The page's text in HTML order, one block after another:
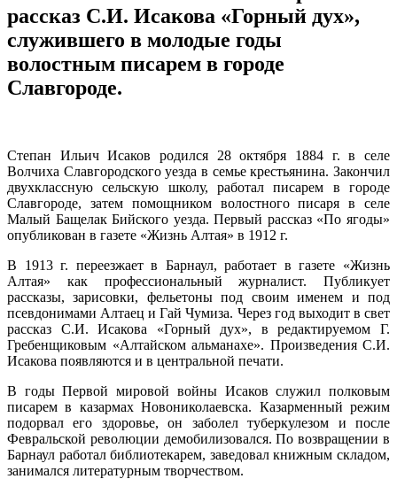
рассказ С.И. Исакова «Горный дух»,
служившего в молодые годы
волостным писарем в городе
Славгороде.
Степан Ильич Исаков родился 28 октября 1884 г. в селе
Волчиха Славгородского уезда в семье крестьянина. Закончил
двухклассную сельскую школу, работал писарем в городе
Славгороде, затем помощником волостного писаря в селе
Малый Бащелак Бийского уезда. Первый рассказ «По ягоды»
опубликован в газете «Жизнь Алтая» в 1912 г.
В 1913 г. переезжает в Барнаул, работает в газете «Жизнь
Алтая» как профессиональный журналист. Публикует
рассказы, зарисовки, фельетоны под своим именем и под
псевдонимами Алтаец и Гай Чумиза. Через год выходит в свет
рассказ С.И. Исакова «Горный дух», в редактируемом Г.
Гребенщиковым «Алтайском альманахе». Произведения С.И.
Исакова появляются и в центральной печати.
В годы Первой мировой войны Исаков служил полковым
писарем в казармах Новониколаевска. Казарменный режим
подорвал его здоровье, он заболел туберкулезом и после
Февральской революции демобилизовался. По возвращении в
Барнаул работал библиотекарем, заведовал книжным складом,
занимался литературным творчеством.